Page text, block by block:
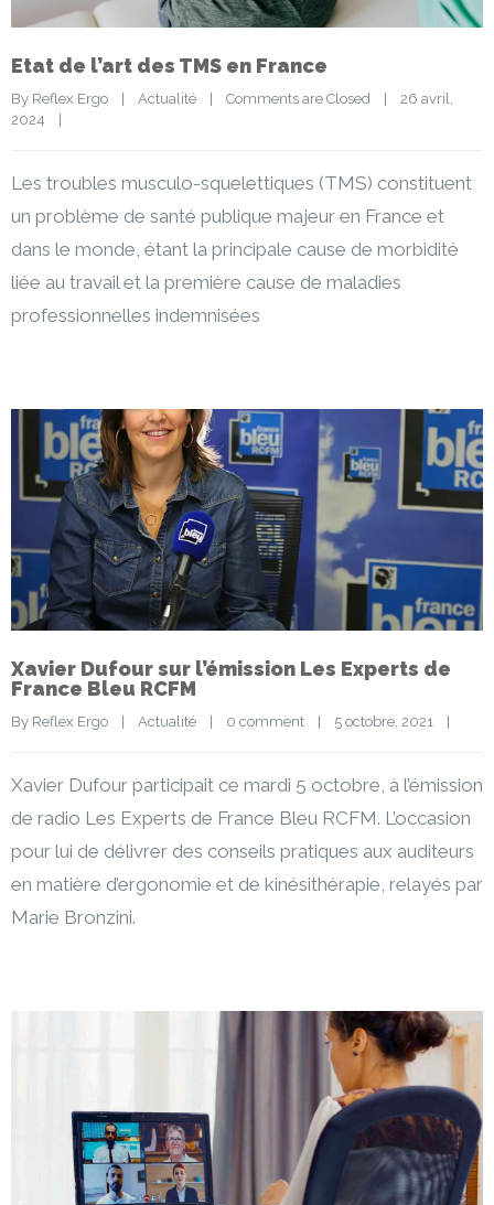
Etat de l’art des TMS en France
By Reflex Ergo | Actualité | Comments are Closed |
26 avril,
2024 |
Les troubles musculo-squelettiques (TMS) constituent
un problème de santé publique majeur en France et
dans le monde, étant la principale cause de morbidité
liée au travail et la première cause de maladies
professionnelles indemnisées
Xavier Dufour sur l’émission Les Experts de
France Bleu RCFM
By Reflex Ergo Actualité 0 comment 5 octobre, 2021
Xavier Dufour participait ce mardi 5 octobre, à l’émission
de radio Les Experts de France Bleu RCFM. L’occasion
pour lui de délivrer des conseils pratiques aux auditeurs
en matière d’ergonomie et de kinésithérapie, relayés par
Marie Bronzini.